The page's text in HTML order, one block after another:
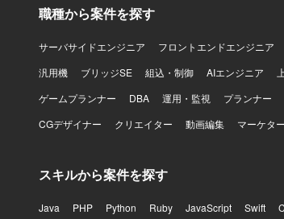
職種から案件を探す
サーバサイドエンジニア フロントエンドエンジニア
汎用機
ブリッジSE 組込・制御 AIエンジニア
ゲームプランナー
DBA 運用・監視 プランナー
CGデザイナー
クリエイター 動画編集 マーケター
スキルから案件を探す
Java PHP Python Ruby JavaScript Swift